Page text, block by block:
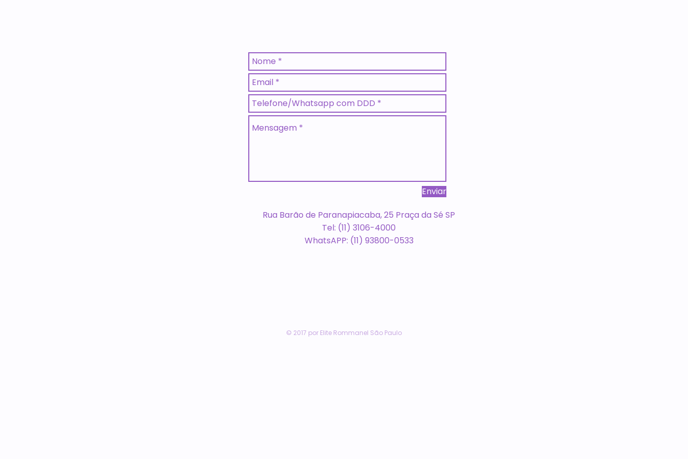
Enviar
Rua Barão de Paranapiacaba, 25 Praça da Sé SP
Tel: (11) 3106-4000
WhatsAPP: (11) 93800-0533
© 2017 por Elite Rommanel São Paulo